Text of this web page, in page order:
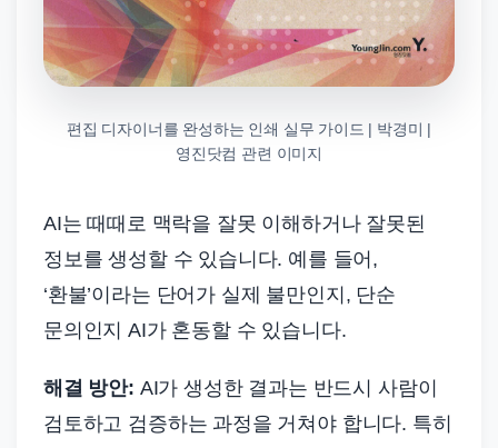
편집 디자이너를 완성하는 인쇄 실무 가이드 | 박경미 |
영진닷컴 관련 이미지
AI는 때때로 맥락을 잘못 이해하거나 잘못된
정보를 생성할 수 있습니다. 예를 들어,
‘환불’이라는 단어가 실제 불만인지, 단순
문의인지 AI가 혼동할 수 있습니다.
해결 방안: AI가 생성한 결과는 반드시 사람이
검토하고 검증하는 과정을 거쳐야 합니다. 특히